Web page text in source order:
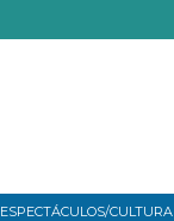
ESPECTÁCULOS/CULTURA